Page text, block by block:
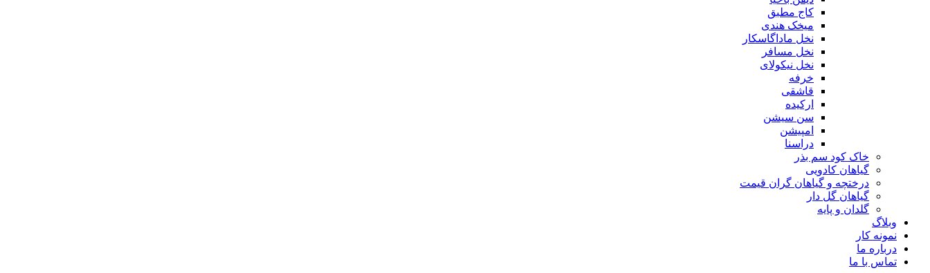
کاج مطبق
میخک هندی
نخل ماداگاسکار
نخل مسافر
نخل نیکولای
خرفه
قاشقی
ارکیده
سن سیشن
امپیشن
دراسنا
خاک کود سم بذر
گیاهان کادویی
درختچه و گیاهان گران قیمت
گیاهان گل دار
گلدان و پایه
وبلاگ
نمونه کار
درباره ما
تماس با ما